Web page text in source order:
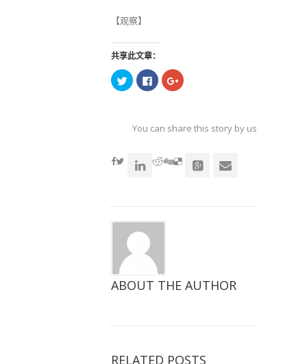
【观察】
共享此文章：
点
击
共
享
窗
口
点
击
共
享
窗
口
点
击
共
享
窗
口
You can share this story by using your
ABOUT THE AUTHOR
RELATED POSTS